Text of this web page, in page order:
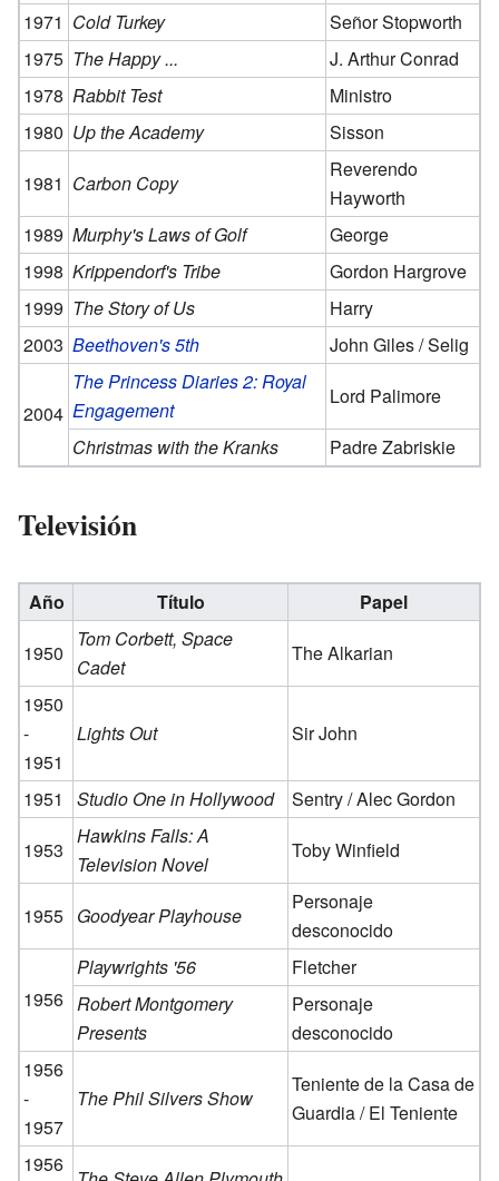
1971 Cold Turkey
Señor Stopworth
1975 The Happy ...
J. Arthur Conrad
1978 Rabbit Test
Ministro
1980 Up the Academy
Sisson
1981 Carbon Copy
Reverendo
Hayworth
1989 Murphy's Laws of Golf
George
1998 Krippendorf's Tribe
Gordon Hargrove
1999 The Story of Us
Harry
2003 Beethoven's 5th John Giles / Selig
2004
The Princess Diaries 2: Royal
Engagement
Lord Palimore
Christmas with the Kranks
Padre Zabriskie
Televisión
Año Título
Papel
1950
Tom Corbett, Space
Cadet
The Alkarian
1950
-
1951
Lights Out Sir John
1951 Studio One in Hollywood
Sentry / Alec Gordon
1953
Hawkins Falls: A
Television Novel
Toby Winfield
1955 Goodyear Playhouse
Personaje
desconocido
1956
Playwrights '56
Fletcher
Robert Montgomery
Presents
Personaje
desconocido
1956
-
1957
The Phil Silvers Show
Teniente de la Casa de
Guardia / El Teniente
1956